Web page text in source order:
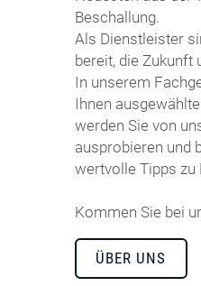
Beschallung.
Als Dienstleister
bereit, die Zukunft
In unserem
Ihnen
werden Sie von
ausprobieren und
wertvolle Tipps zu
Kommen Sie bei
ÜBER UNS